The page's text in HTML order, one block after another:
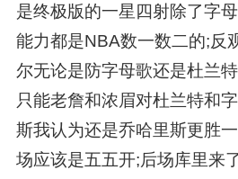
是终极版的一星四射除了字
能力都是NBA数一数二的;反
尔无论是防字母歌还是杜兰
只能老詹和浓眉对杜兰特和
斯我认为还是乔哈里斯更胜
场应该是五五开;后场库里来